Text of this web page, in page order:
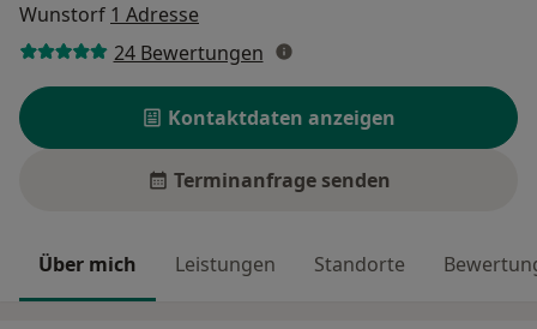
Wunstorf 1 Adresse
24 Bewertungen
Kontaktdaten anzeigen
Terminanfrage senden
Über mich Leistungen Standorte